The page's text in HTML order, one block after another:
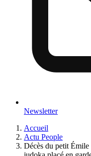
Newsletter
Accueil
Actu People
Décès du petit